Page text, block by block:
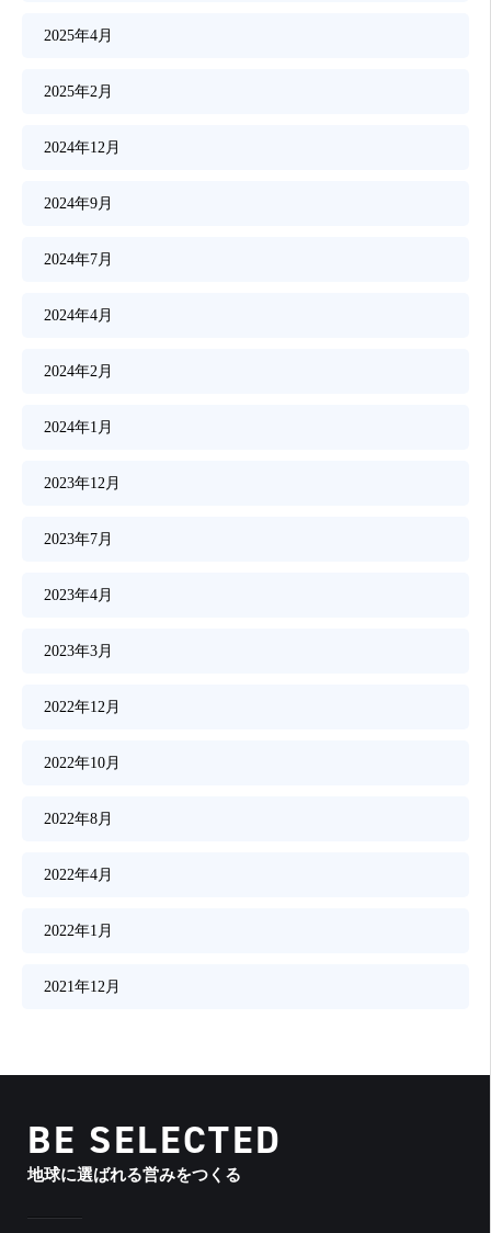
2025年4月
2025年2月
2024年12月
2024年9月
2024年7月
2024年4月
2024年2月
2024年1月
2023年12月
2023年7月
2023年4月
2023年3月
2022年12月
2022年10月
2022年8月
2022年4月
2022年1月
2021年12月
BE SELECTED
地球に選ばれる営みをつくる